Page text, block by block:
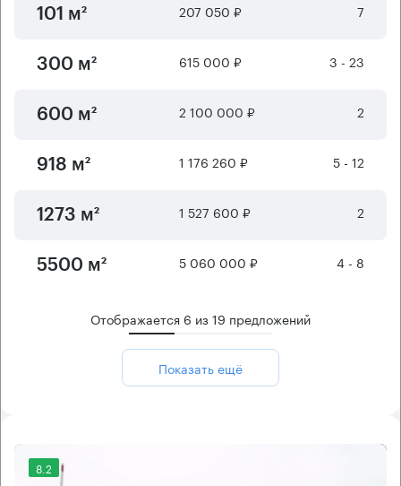
101 м² 207 050 ₽ 7
300 м² 615 000 ₽ 3 - 23
600 м² 2 100 000 ₽ 2
918 м² 1 176 260 ₽ 5 - 12
1273 м² 1 527 600 ₽ 2
5500 м² 5 060 000 ₽ 4 - 8
Отображается 6 из19 предложений
Показать ещё
8.2